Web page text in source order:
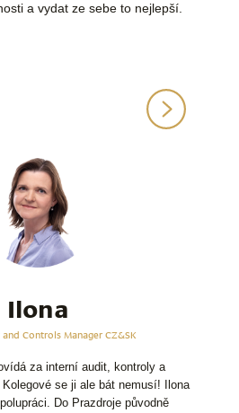
a vydat ze sebe to nejlepší.
Ilona
Controls Manager CZ&SK
za interní audit, kontroly a
se ji ale bát nemusí! Ilona
Do Prazdroje původně